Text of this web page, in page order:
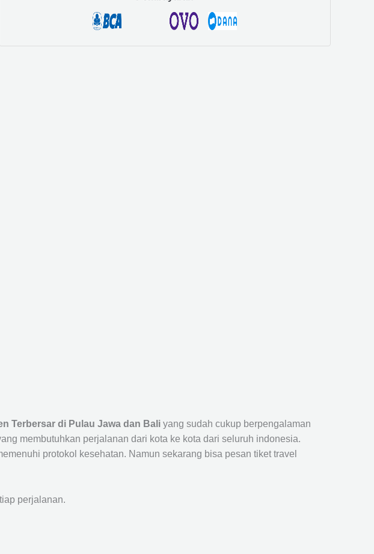
Terbersar di Pulau Jawa dan Bali yang sudah cukup berpengalaman
membutuhkan perjalanan dari kota ke kota dari seluruh indonesia.
protokol kesehatan. Namun sekarang bisa pesan tiket travel
perjalanan.